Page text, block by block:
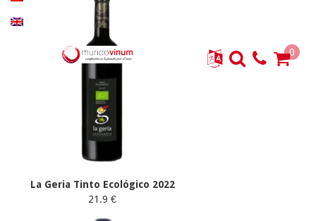
La Geria Tinto Ecológico 2022
21.9 €
0